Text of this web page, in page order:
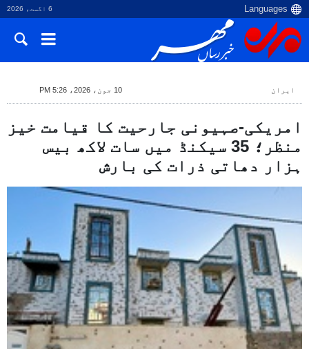
6 اگست، 2026
ایران 10 جون، 2026، 5:26 PM
امریکی-صہیونی جارحیت کا قیامت خیز
منظر؛ 35 سیکنڈ میں سات لاکھ بیس
ہزار دھاتی ذرات کی بارش